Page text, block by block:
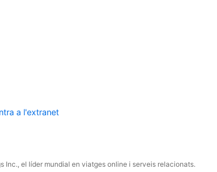
a l'extranet
Inc., el líder mundial en viatges online i serveis relacionats.